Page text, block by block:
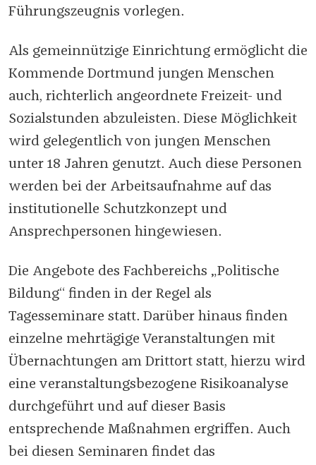
Führungszeugnis vorlegen.
Als gemeinnützige Einrichtung ermöglicht die
Kommende Dortmund jungen Menschen
auch, richterlich angeordnete Freizeit- und
Sozialstunden abzuleisten. Diese Möglichkeit
wird gelegentlich von jungen Menschen
unter 18 Jahren genutzt. Auch diese Personen
werden bei der Arbeitsaufnahme auf das
institutionelle Schutzkonzept und
Ansprechpersonen hingewiesen.
Die Angebote des Fachbereichs „Politische
Bildung“ finden in der Regel als
Tagesseminare statt. Darüber hinaus finden
einzelne mehrtägige Veranstaltungen mit
Übernachtungen am Drittort statt, hierzu wird
eine veranstaltungsbezogene Risikoanalyse
durchgeführt und auf dieser Basis
entsprechende Maßnahmen ergriffen. Auch
bei diesen Seminaren findet das